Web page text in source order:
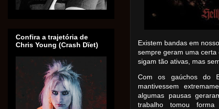
Existem bandas em
sempre geram uma
sigam tão ativas, mas
Com os gaúchos do
mantivessem
algumas pausas
trabalho tomou
Confira a trajetória de
Chris Young (Crash Dïet)